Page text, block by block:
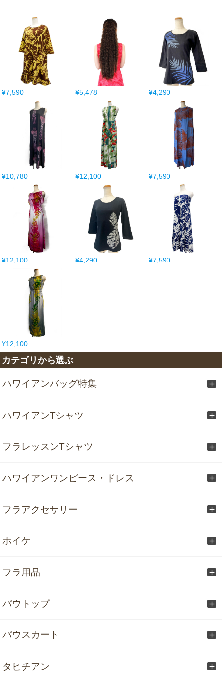
¥7,590 ¥5,478 ¥4,290
¥10,780 ¥12,100 ¥7,590
¥12,100 ¥4,290 ¥7,590
¥12,100
カテゴリから選ぶ
ハワイアンバッグ特集
ハワイアンTシャツ
フラレッスンTシャツ
ハワイアンワンピース・ドレス
フラアクセサリー
ホイケ
フラ用品
パウトップ
パウスカート
タヒチアン